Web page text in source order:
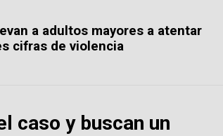
a adultos mayores a atentar
cifras de violencia
caso y buscan un